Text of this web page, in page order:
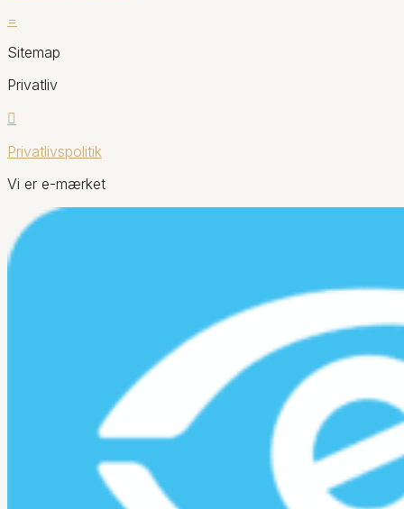
=
Sitemap
Privatliv

Privatlivspolitik
Vi er e-mærket